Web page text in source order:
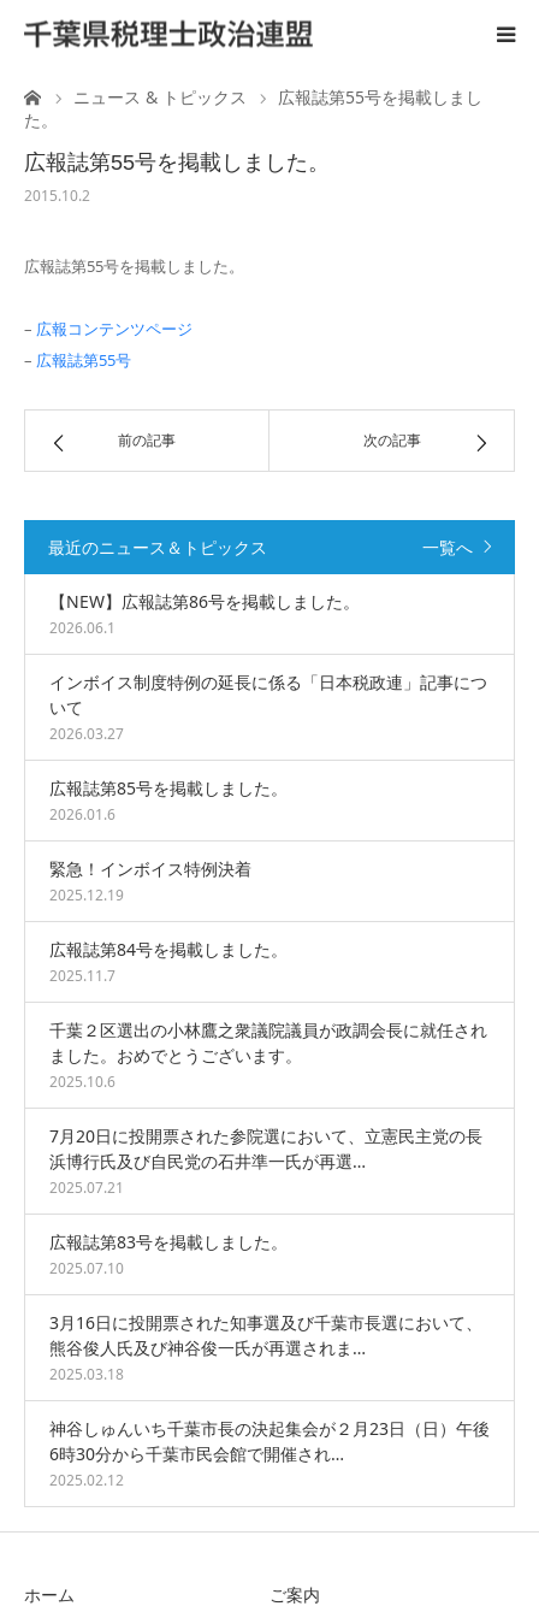
ニュース & トピックス
広報誌第55号を掲載しまし
た。
広報誌第55号を掲載しました。
2015.10.2
広報誌第55号を掲載しました。
– 広報コンテンツページ
– 広報誌第55号
前の記事 次の記事
最近のニュース＆トピックス 一覧へ
【NEW】広報誌第86号を掲載しました。
2026.06.1
インボイス制度特例の延長に係る「日本税政連」記事につ
いて
2026.03.27
広報誌第85号を掲載しました。
2026.01.6
緊急！インボイス特例決着
2025.12.19
広報誌第84号を掲載しました。
2025.11.7
千葉２区選出の小林鷹之衆議院議員が政調会長に就任され
ました。おめでとうございます。
2025.10.6
7月20日に投開票された参院選において、立憲民主党の長
浜博行氏及び自民党の石井準一氏が再選…
2025.07.21
広報誌第83号を掲載しました。
2025.07.10
3月16日に投開票された知事選及び千葉市長選において、
熊谷俊人氏及び神谷俊一氏が再選されま…
2025.03.18
神谷しゅんいち千葉市長の決起集会が２月23日（日）午後
6時30分から千葉市民会館で開催され…
2025.02.12
ホーム ご案内
ホーム
ご案内